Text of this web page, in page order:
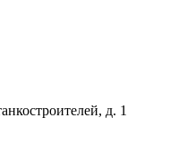
д. 1